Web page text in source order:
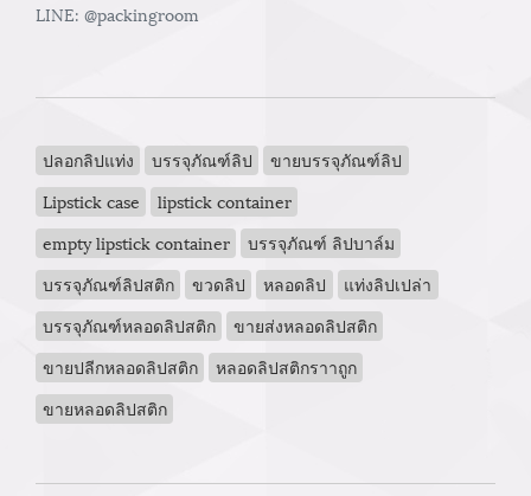
LINE: @packingroom
ปลอกลิปแท่ง บรรจุภัณฑ์ลิป
ขายบรรจุภัณฑ์ลิป
Lipstick case
lipstick container
empty lipstick container
บรรจุภัณฑ์ ลิปบาล์ม
บรรจุภัณฑ์ลิปสติก
ขวดลิป หลอดลิป
แท่งลิปเปล่า
บรรจุภัณฑ์หลอดลิปสติก
ขายส่งหลอดลิปสติก
ขายปลีกหลอดลิปสติก
หลอดลิปสติกราาถูก
ขายหลอดลิปสติก